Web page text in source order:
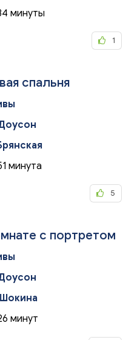
минуты
1
спальня
минута
5
с портретом
минут